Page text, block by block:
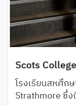
Scots
โรงเรียนสหศึก
Strathmore ซึ่